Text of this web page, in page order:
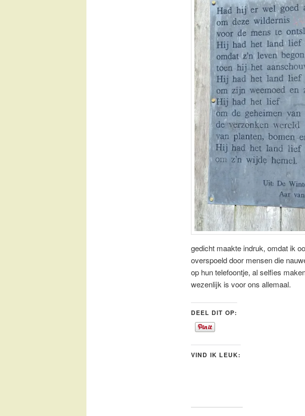
gedicht maakte indruk, omdat ik
overspoeld door mensen die
op hun telefoontje, al selfies
wezenlijk is voor ons allemaal.
DEEL DIT OP:
VIND IK LEUK: